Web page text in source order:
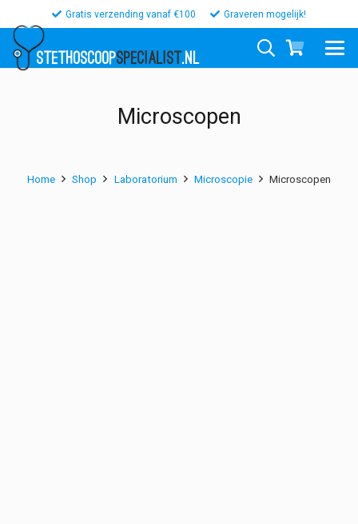
Gratis verzending vanaf €100 Graveren mogelijk!
STETHOSCOOPSPECIALIST.NL
Microscopen
Home Shop Laboratorium Microscopie Microscopen